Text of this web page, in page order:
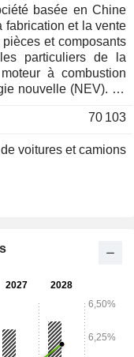
basée en Chine
fabrication et la vente
et composants
particuliers de la
à combustion
nouvelle (NEV). La
de systèmes
de la société
activités sur les
70 103
voitures et camions